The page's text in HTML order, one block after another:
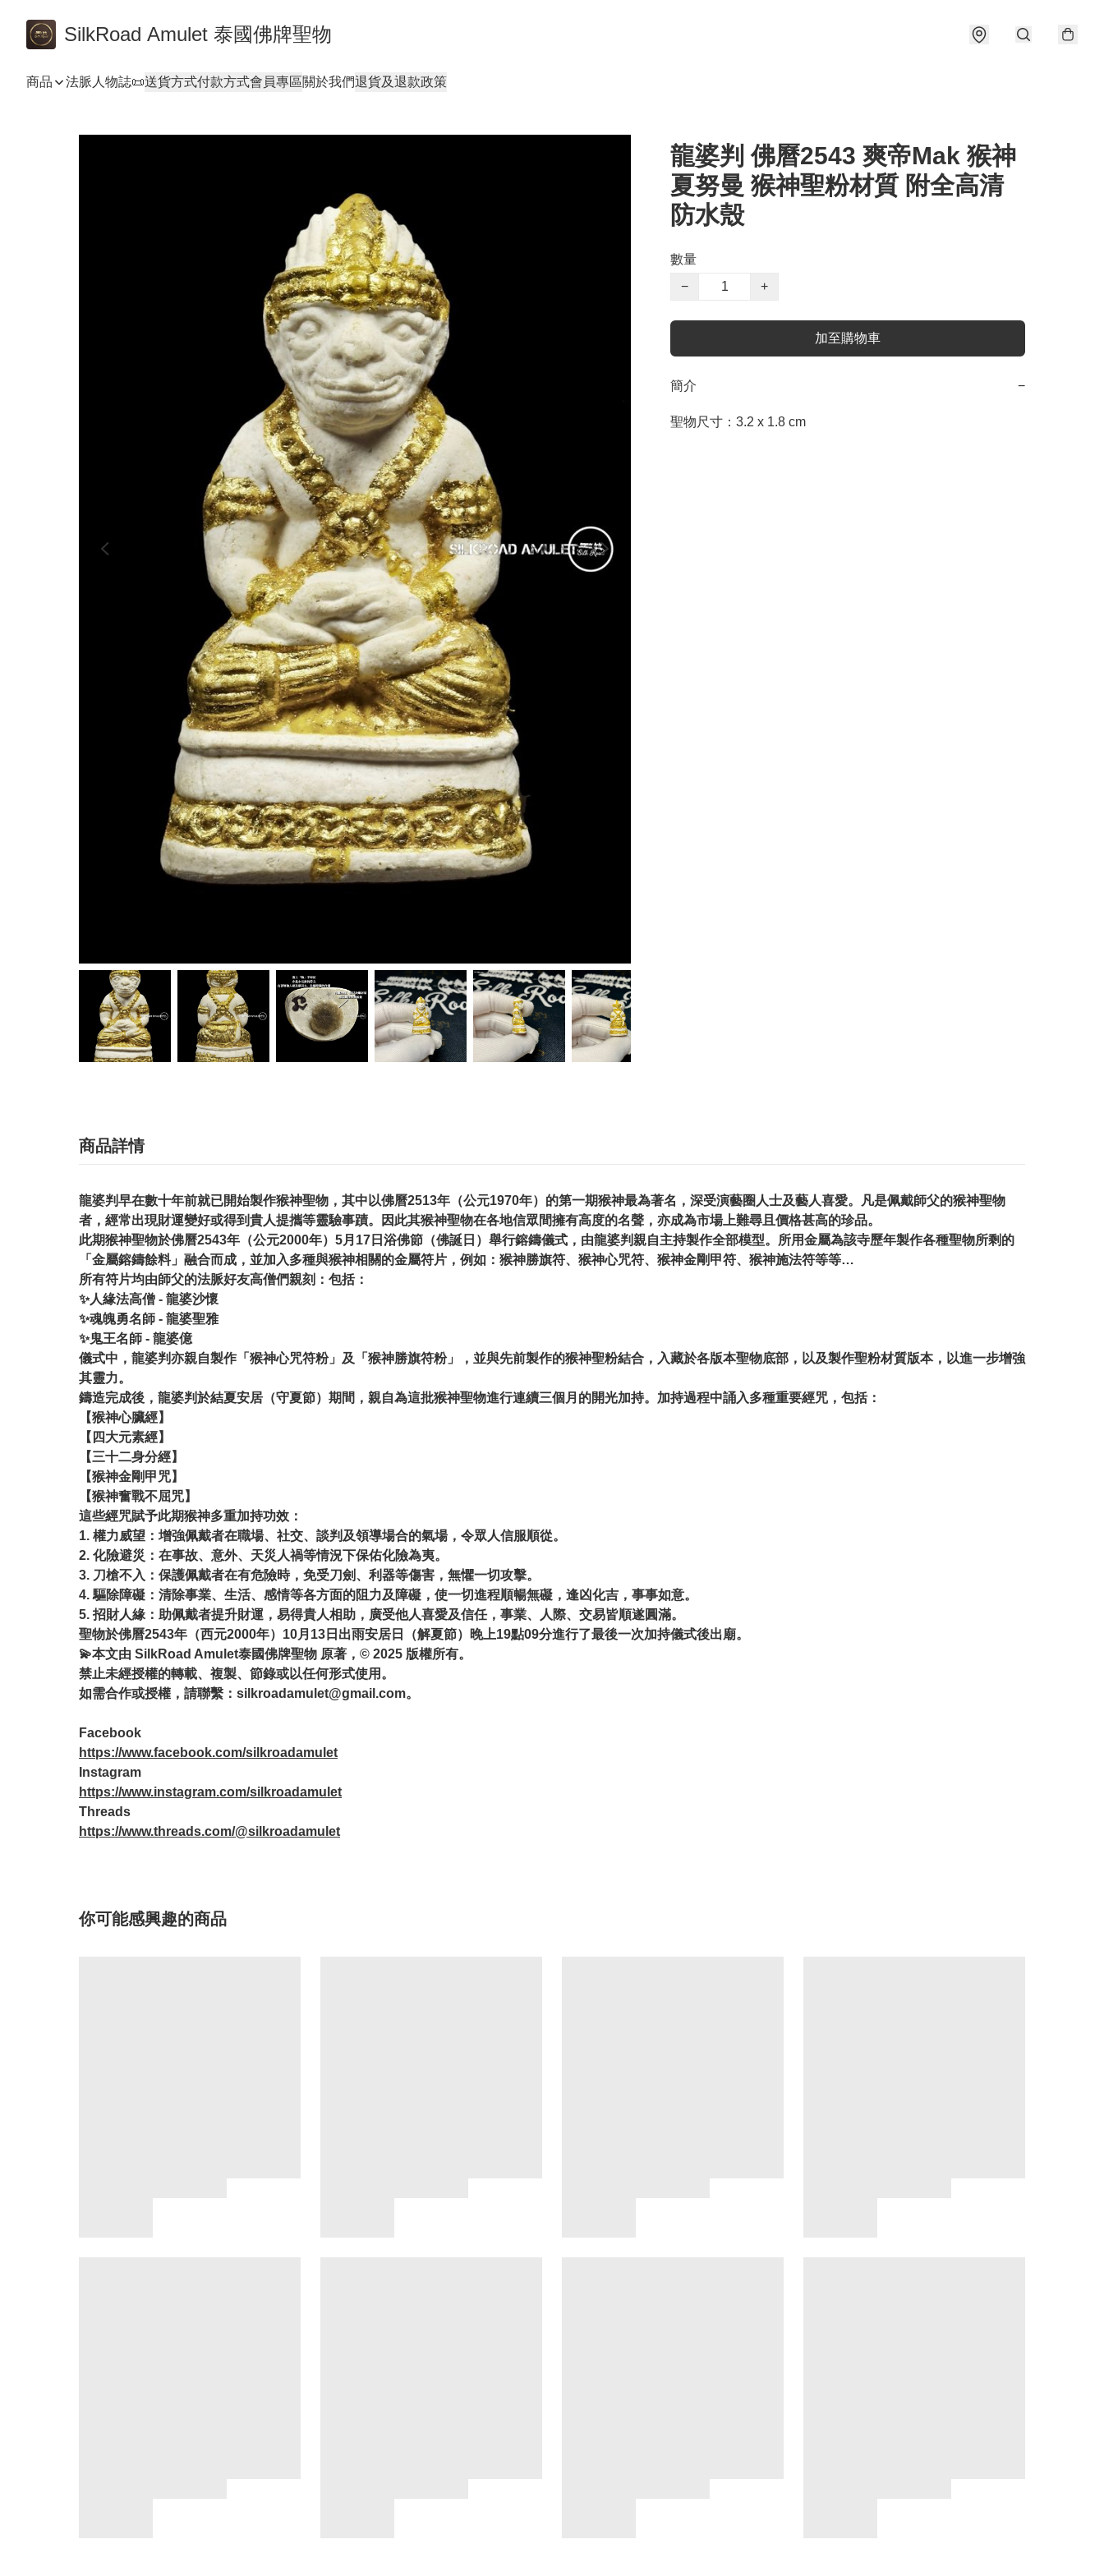
SilkRoad Amulet 泰國佛牌聖物
商品 法脈人物誌📜送貨方式付款方式會員專區關於我們退貨及退款政策
龍婆判 佛曆2543 爽帝Mak 猴神
夏努曼 猴神聖粉材質 附全高清
防水殼
數量
−
+
加至購物車
簡介 −
聖物尺寸：3.2 x 1.8 cm
商品詳情
龍婆判早在數十年前就已開始製作猴神聖物，其中以佛曆2513年（公元1970年）的第一期猴神最為著名，深受演藝圈人士及藝人喜愛。凡是佩戴師父的猴神聖物
者，經常出現財運變好或得到貴人提攜等靈驗事蹟。因此其猴神聖物在各地信眾間擁有高度的名聲，亦成為市場上難尋且價格甚高的珍品。
此期猴神聖物於佛曆2543年（公元2000年）5月17日浴佛節（佛誕日）舉行鎔鑄儀式，由龍婆判親自主持製作全部模型。所用金屬為該寺歷年製作各種聖物所剩的
「金屬鎔鑄餘料」融合而成，並加入多種與猴神相關的金屬符片，例如：猴神勝旗符、猴神心咒符、猴神金剛甲符、猴神施法符等等…
所有符片均由師父的法脈好友高僧們親刻：包括：
✨人緣法高僧 - 龍婆沙懷
✨魂魄勇名師 - 龍婆聖雅
✨鬼王名師 - 龍婆億
儀式中，龍婆判亦親自製作「猴神心咒符粉」及「猴神勝旗符粉」，並與先前製作的猴神聖粉結合，入藏於各版本聖物底部，以及製作聖粉材質版本，以進一步增強
其靈力。
鑄造完成後，龍婆判於結夏安居（守夏節）期間，親自為這批猴神聖物進行連續三個月的開光加持。加持過程中誦入多種重要經咒，包括：
【猴神心臟經】
【四大元素經】
【三十二身分經】
【猴神金剛甲咒】
【猴神奮戰不屈咒】
這些經咒賦予此期猴神多重加持功效：
1. 權力威望：增強佩戴者在職場、社交、談判及領導場合的氣場，令眾人信服順從。
2. 化險避災：在事故、意外、天災人禍等情況下保佑化險為夷。
3. 刀槍不入：保護佩戴者在有危險時，免受刀劍、利器等傷害，無懼一切攻擊。
4. 驅除障礙：清除事業、生活、感情等各方面的阻力及障礙，使一切進程順暢無礙，逢凶化吉，事事如意。
5. 招財人緣：助佩戴者提升財運，易得貴人相助，廣受他人喜愛及信任，事業、人際、交易皆順遂圓滿。
聖物於佛曆2543年（西元2000年）10月13日出雨安居日（解夏節）晚上19點09分進行了最後一次加持儀式後出廟。
💫本文由 SilkRoad Amulet泰國佛牌聖物 原著，© 2025 版權所有。
禁止未經授權的轉載、複製、節錄或以任何形式使用。
如需合作或授權，請聯繫： silkroadamulet@gmail.com。
Facebook
https://www.facebook.com/silkroadamulet
Instagram
https://www.instagram.com/silkroadamulet
Threads
https://www.threads.com/@silkroadamulet
你可能感興趣的商品